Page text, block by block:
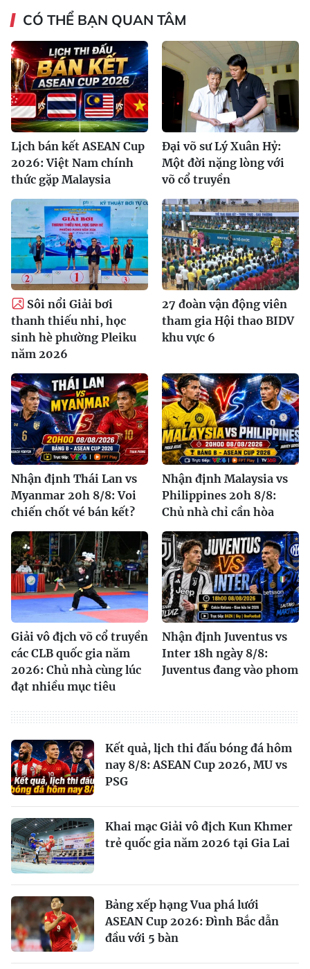
CÓ THỂ BẠN QUAN TÂM
Lịch bán kết ASEAN Cup
2026: Việt Nam chính
thức gặp Malaysia
Đại võ sư Lý Xuân Hỷ:
Một đời nặng lòng với
võ cổ truyền
Sôi nổi Giải bơi
thanh thiếu nhi, học
sinh hè phường Pleiku
năm 2026
27 đoàn vận động viên
tham gia Hội thao BIDV
khu vực 6
Nhận định Thái Lan vs
Myanmar 20h 8/8: Voi
chiến chốt vé bán kết?
Nhận định Malaysia vs
Philippines 20h 8/8:
Chủ nhà chỉ cần hòa
Giải vô địch võ cổ truyền
các CLB quốc gia năm
2026: Chủ nhà cùng lúc
đạt nhiều mục tiêu
Nhận định Juventus vs
Inter 18h ngày 8/8:
Juventus đang vào phom
Kết quả, lịch thi đấu bóng đá hôm
nay 8/8: ASEAN Cup 2026, MU vs
PSG
Khai mạc Giải vô địch Kun Khmer
trẻ quốc gia năm 2026 tại Gia Lai
Bảng xếp hạng Vua phá lưới
ASEAN Cup 2026: Đình Bắc dẫn
đầu với 5 bàn